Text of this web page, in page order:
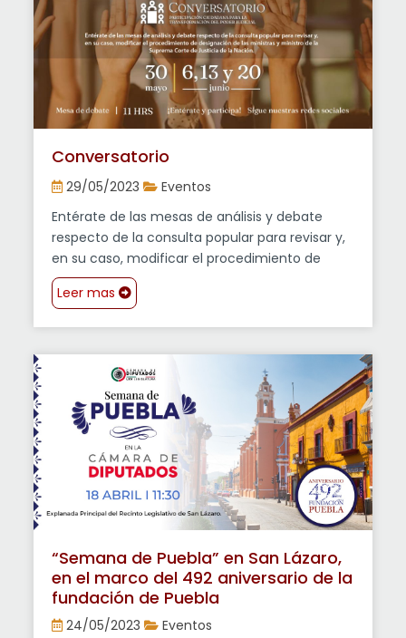
Conversatorio
29/05/2023
Eventos
Entérate de las mesas de análisis y debate
respecto de la consulta popular para revisar y,
en su caso, modificar el procedimiento de
designación de las ministras y ministros de la
“Semana de Puebla” en San Lázaro,
en el marco del 492 aniversario de la